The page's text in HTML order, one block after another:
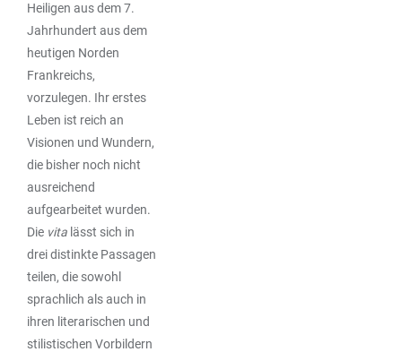
Heiligen aus dem 7.
Jahrhundert aus dem
heutigen Norden
Frankreichs,
vorzulegen. Ihr erstes
Leben ist reich an
Visionen und Wundern,
die bisher noch nicht
ausreichend
aufgearbeitet wurden.
Die vita lässt sich in
drei distinkte Passagen
teilen, die sowohl
sprachlich als auch in
ihren literarischen und
stilistischen Vorbildern